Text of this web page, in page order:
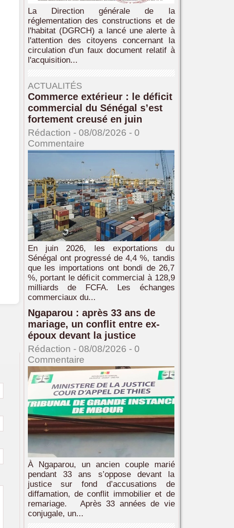
La Direction générale de la
réglementation des constructions et de
l'habitat (DGRCH) a lancé une alerte à
l'attention des citoyens concernant la
circulation d'un faux document relatif à
l'acquisition...
ACTUALITÉS
Commerce extérieur : le déficit
commercial du Sénégal s’est
fortement creusé en juin
Rédaction - 08/08/2026 - 0
Commentaire
En juin 2026, les exportations du
Sénégal ont progressé de 4,4 %, tandis
que les importations ont bondi de 26,7
%, portant le déficit commercial à 128,9
milliards de FCFA. Les échanges
commerciaux du...
Ngaparou : après 33 ans de
mariage, un conflit entre ex-
époux devant la justice
Rédaction - 08/08/2026 - 0
Commentaire
À Ngaparou, un ancien couple marié
pendant 33 ans s’oppose devant la
justice sur fond d’accusations de
diffamation, de conflit immobilier et de
remariage. Après 33 années de vie
conjugale, un...